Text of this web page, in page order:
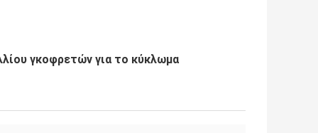
γκοφρετών για το κύκλωμα